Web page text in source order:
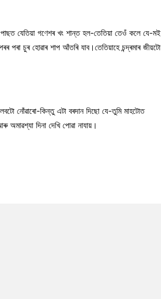
পাছত যেতিয়া গণেশৰ খং শান্ত হল-তেতিয়া তেওঁ কলে যে-মই
চুৰ হোৱাৰ শাপ আঁতৰি যাব।তেতিয়াহে চন্দ্ৰমাৰ জীয়টো
নোঁৱাৰো-কিন্তু এটা বৰদান দিছো যে-তুমি মাহটোত
অমাৱশ্যা দিনা দেখি পোৱা নাযায়।